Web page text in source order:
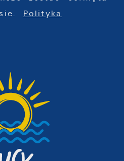
Polityka